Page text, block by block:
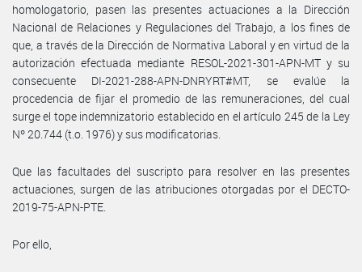
homologatorio, pasen las presentes actuaciones a la Dirección
Nacional de Relaciones y Regulaciones del Trabajo, a los fines de
que, a través de la Dirección de Normativa Laboral y en virtud de la
autorización efectuada mediante RESOL-2021-301-APN-MT y su
consecuente DI-2021-288-APN-DNRYRT#MT, se evalúe la
procedencia de fijar el promedio de las remuneraciones, del cual
surge el tope indemnizatorio establecido en el artículo 245 de la Ley
Nº 20.744 (t.o. 1976) y sus modificatorias.
Que las facultades del suscripto para resolver en las presentes
actuaciones, surgen de las atribuciones otorgadas por el DECTO-
2019-75-APN-PTE.
Por ello,